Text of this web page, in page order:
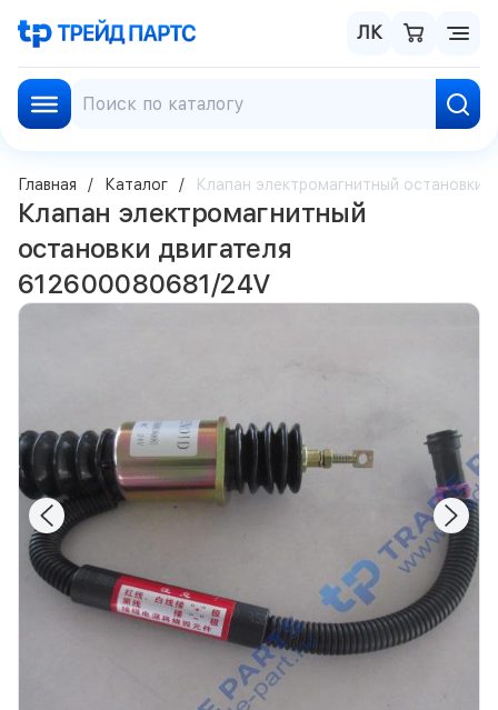
ЛК
Главная Каталог Клапан электромагнитный остановки
Клапан электромагнитный
остановки двигателя
612600080681/24V